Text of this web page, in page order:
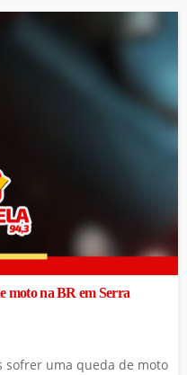
moto na BR em Serra
sofrer uma queda de moto